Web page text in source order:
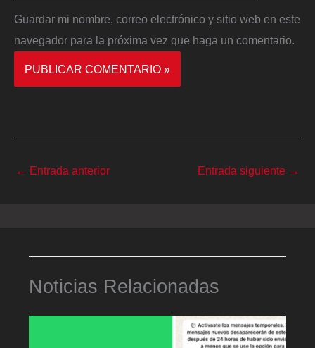
Guardar mi nombre, correo electrónico y sitio web en este
navegador para la próxima vez que haga un comentario.
← Entrada anterior Entrada siguiente →
Noticias Relacionadas